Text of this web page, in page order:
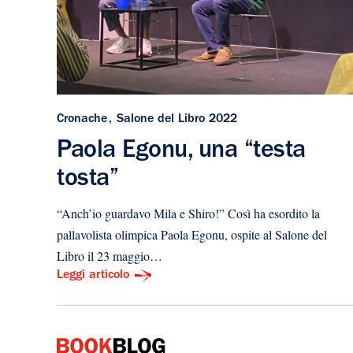
Cronache Salone del Libro 2022
Paola Egonu, una “testa
tosta”
“Anch’io guardavo Mila e Shiro!” Così ha esordito la
pallavolista olimpica Paola Egonu, ospite al Salone del
Libro il 23 maggio…
Leggi articolo